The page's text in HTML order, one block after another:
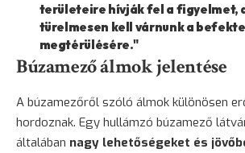
területeire hívják fel a figyelmet,
türelmesen kell várnunk a
megtérülésére."
Búzamező álmok jelentése
A búzamezőről szóló álmok különösen
hordoznak. Egy hullámzó búzamező
általában nagy lehetőségeket és